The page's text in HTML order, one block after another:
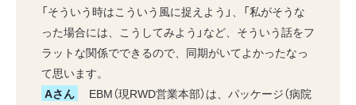
「そういう時はこういう風に捉えよう」、「私がそうな
った場合には、こうしてみよう」など、そういう話をフ
ラットな関係でできるので、同期がいてよかったなっ
て思います。
Aさん
EBM（現RWD営業本部）は、パッケージ（病院